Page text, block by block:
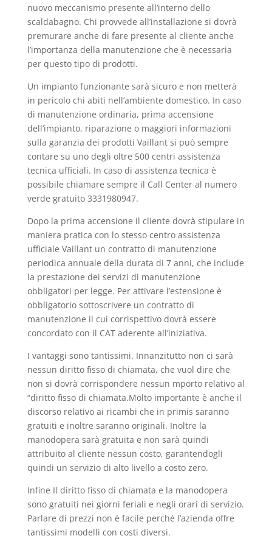
nuovo meccanismo presente all’interno dello
scaldabagno. Chi provvede all’installazione si dovrà
premurare anche di fare presente al cliente anche
l’importanza della manutenzione che è necessaria
per questo tipo di prodotti.
Un impianto funzionante sarà sicuro e non metterà
in pericolo chi abiti nell’ambiente domestico. In caso
di manutenzione ordinaria, prima accensione
dell’impianto, riparazione o maggiori informazioni
sulla garanzia dei prodotti Vaillant si può sempre
contare su uno degli oltre 500 centri assistenza
tecnica ufficiali. In caso di assistenza tecnica è
possibile chiamare sempre il Call Center al numero
verde gratuito 3331980947.
Dopo la prima accensione il cliente dovrà stipulare in
maniera pratica con lo stesso centro assistenza
ufficiale Vaillant un contratto di manutenzione
periodica annuale della durata di 7 anni, che include
la prestazione dei servizi di manutenzione
obbligatori per legge. Per attivare l’estensione è
obbligatorio sottoscrivere un contratto di
manutenzione il cui corrispettivo dovrà essere
concordato con il CAT aderente all’iniziativa.
I vantaggi sono tantissimi. Innanzitutto non ci sarà
nessun diritto fisso di chiamata, che vuol dire che
non si dovrà corrispondere nessun mporto relativo al
“diritto fisso di chiamata.Molto importante è anche il
discorso relativo ai ricambi che in primis saranno
gratuiti e inoltre saranno originali. Inoltre la
manodopera sarà gratuita e non sarà quindi
attribuito al cliente nessun costo, garantendogli
quindi un servizio di alto livello a costo zero.
Infine Il diritto fisso di chiamata e la manodopera
sono gratuiti nei giorni feriali e negli orari di servizio.
Parlare di prezzi non è facile perché l’azienda offre
tantissimi modelli con costi diversi.